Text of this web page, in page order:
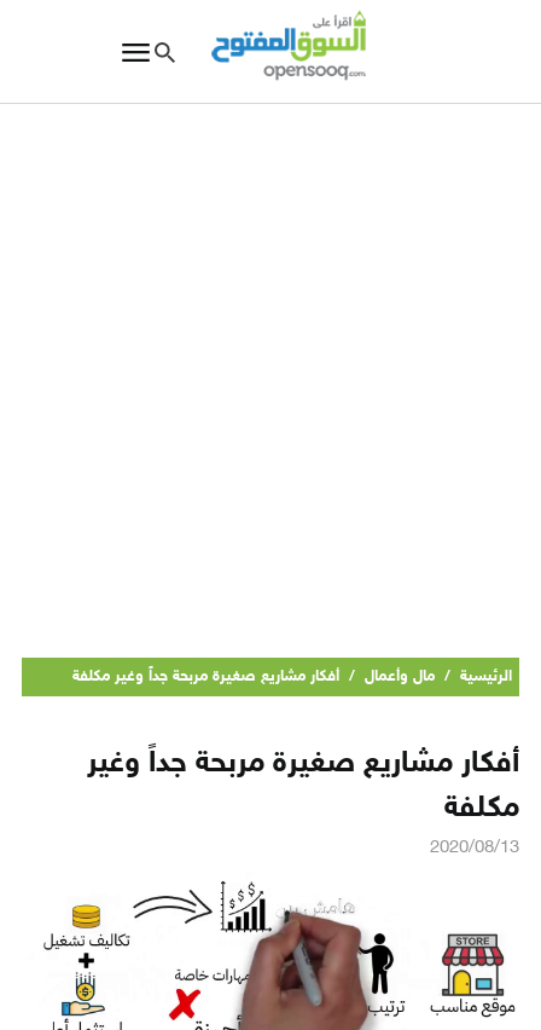
الرئيسية / مال وأعمال / أفكار مشاريع صغيرة مربحة جداً وغير مكلفة
أفكار مشاريع صغيرة مربحة جداً وغير
مكلفة
2020/08/13